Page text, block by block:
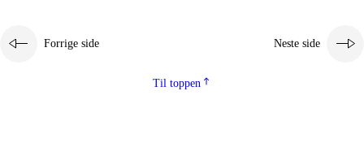
Forrige side Neste side
Til toppen